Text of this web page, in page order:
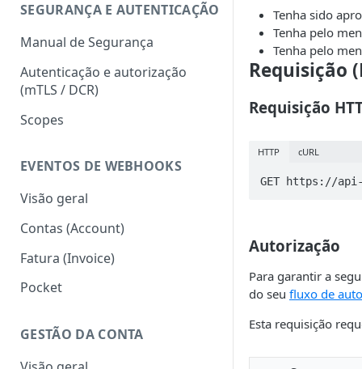
Status codes
Erros
SEGURANÇA E AUTENTICAÇÃO
Manual de Segurança
Autenticação e autorização
(mTLS / DCR)
Scopes
EVENTOS DE WEBHOOKS
Visão geral
Contas (Account)
Fatura (Invoice)
Pocket
GESTÃO DA CONTA
Tenha sido
Tenha pelo
Tenha pelo
Requisição
Requisição
HTTP cURL
GET https://
Autorização
Para garantir a
do seu fluxo de
Esta requisição